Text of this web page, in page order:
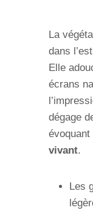
La
dans
Elle
écrans
dégage
évoquant
vivant.
Les